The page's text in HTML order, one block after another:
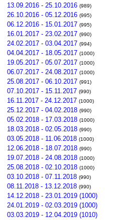
13.09.2016 - 25.10.2016 (989)
26.10.2016 - 05.12.2016 (995)
06.12.2016 - 15.01.2017 (995)
16.01.2017 - 23.02.2017 (990)
24.02.2017 - 03.04.2017 (994)
04.04.2017 - 18.05.2017 (1000)
19.05.2017 - 05.07.2017 (1000)
06.07.2017 - 24.08.2017 (1000)
25.08.2017 - 06.10.2017 (991)
07.10.2017 - 15.11.2017 (990)
16.11.2017 - 24.12.2017 (1000)
25.12.2017 - 04.02.2018 (990)
05.02.2018 - 17.03.2018 (1000)
18.03.2018 - 02.05.2018 (990)
03.05.2018 - 11.06.2018 (1000)
12.06.2018 - 18.07.2018 (990)
19.07.2018 - 24.08.2018 (1000)
25.08.2018 - 02.10.2018 (1000)
03.10.2018 - 07.11.2018 (990)
08.11.2018 - 13.12.2018 (990)
14.12.2018 - 23.01.2019 (1000)
24.01.2019 - 02.03.2019 (1000)
03.03.2019 - 12.04.2019 (1010)